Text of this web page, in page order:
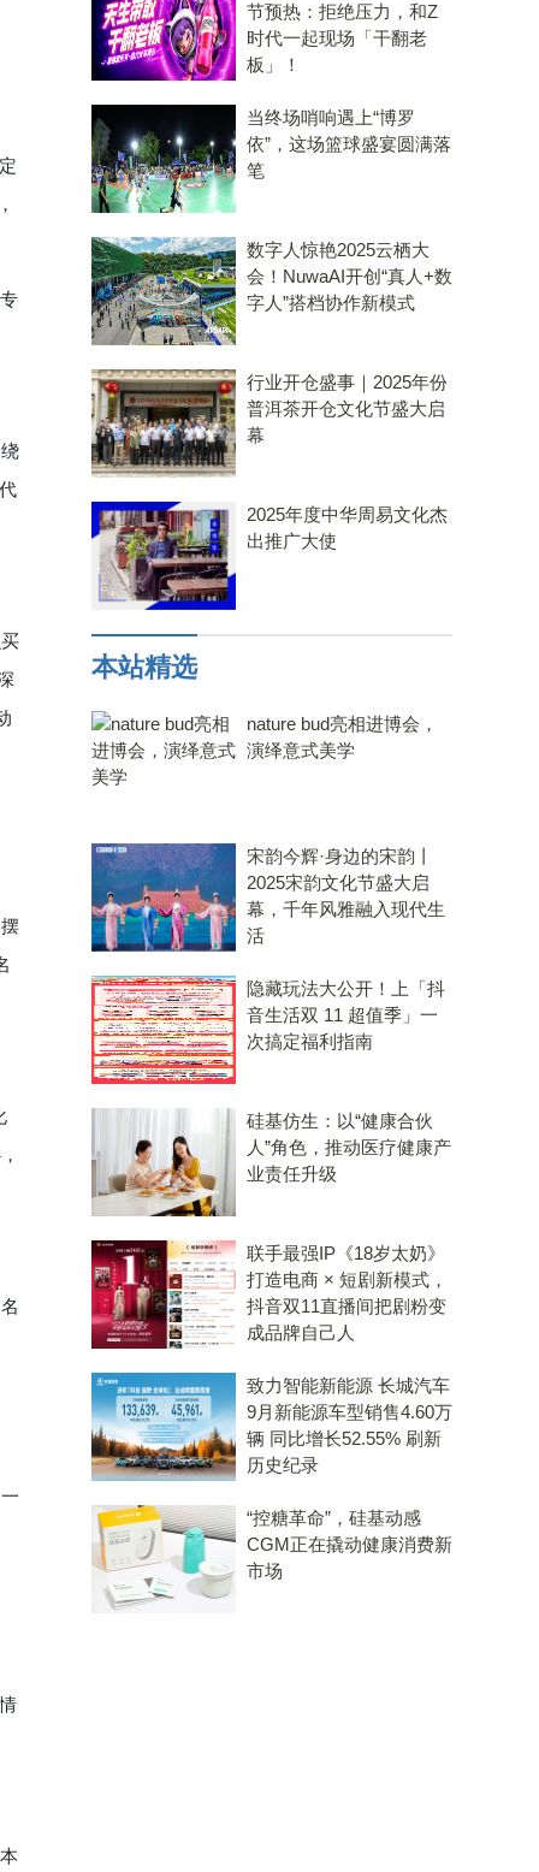
节预热：拒绝压力，和Z
时代一起现场「干翻老
板」！
当终场哨响遇上“博罗
依”，这场篮球盛宴圆满落
笔
数字人惊艳2025云栖大
会！NuwaAI开创“真人+数
字人”搭档协作新模式
行业开仓盛事｜2025年份
普洱茶开仓文化节盛大启
幕
2025年度中华周易文化杰
出推广大使
本站精选
nature bud亮相进博会，
演绎意式美学
宋韵今辉·身边的宋韵丨
2025宋韵文化节盛大启
幕，千年风雅融入现代生
活
隐藏玩法大公开！上「抖
音生活双 11 超值季」一
次搞定福利指南
硅基仿生：以“健康合伙
人”角色，推动医疗健康产
业责任升级
联手最强IP《18岁太奶》
打造电商 × 短剧新模式，
抖音双11直播间把剧粉变
成品牌自己人
致力智能新能源 长城汽车
9月新能源车型销售4.60万
辆 同比增长52.55% 刷新
历史纪录
“控糖革命”，硅基动感
CGM正在撬动健康消费新
市场